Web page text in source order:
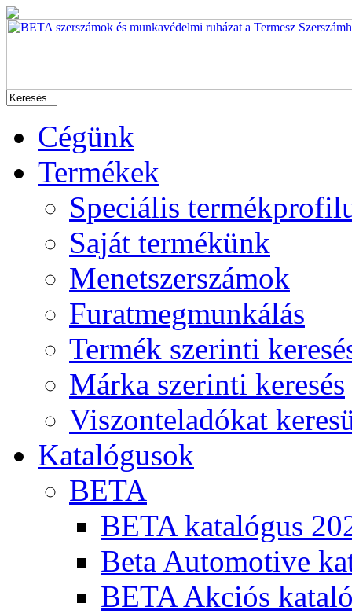
Cégünk
Termékek
Speciális
Saját termékünk
Menetszerszámok
Furatmegmunkálás
Termék szerinti
Márka szerinti keresés
Viszonteladókat
Katalógusok
BETA
BETA katalógus
Beta Automotive
BETA Akciós